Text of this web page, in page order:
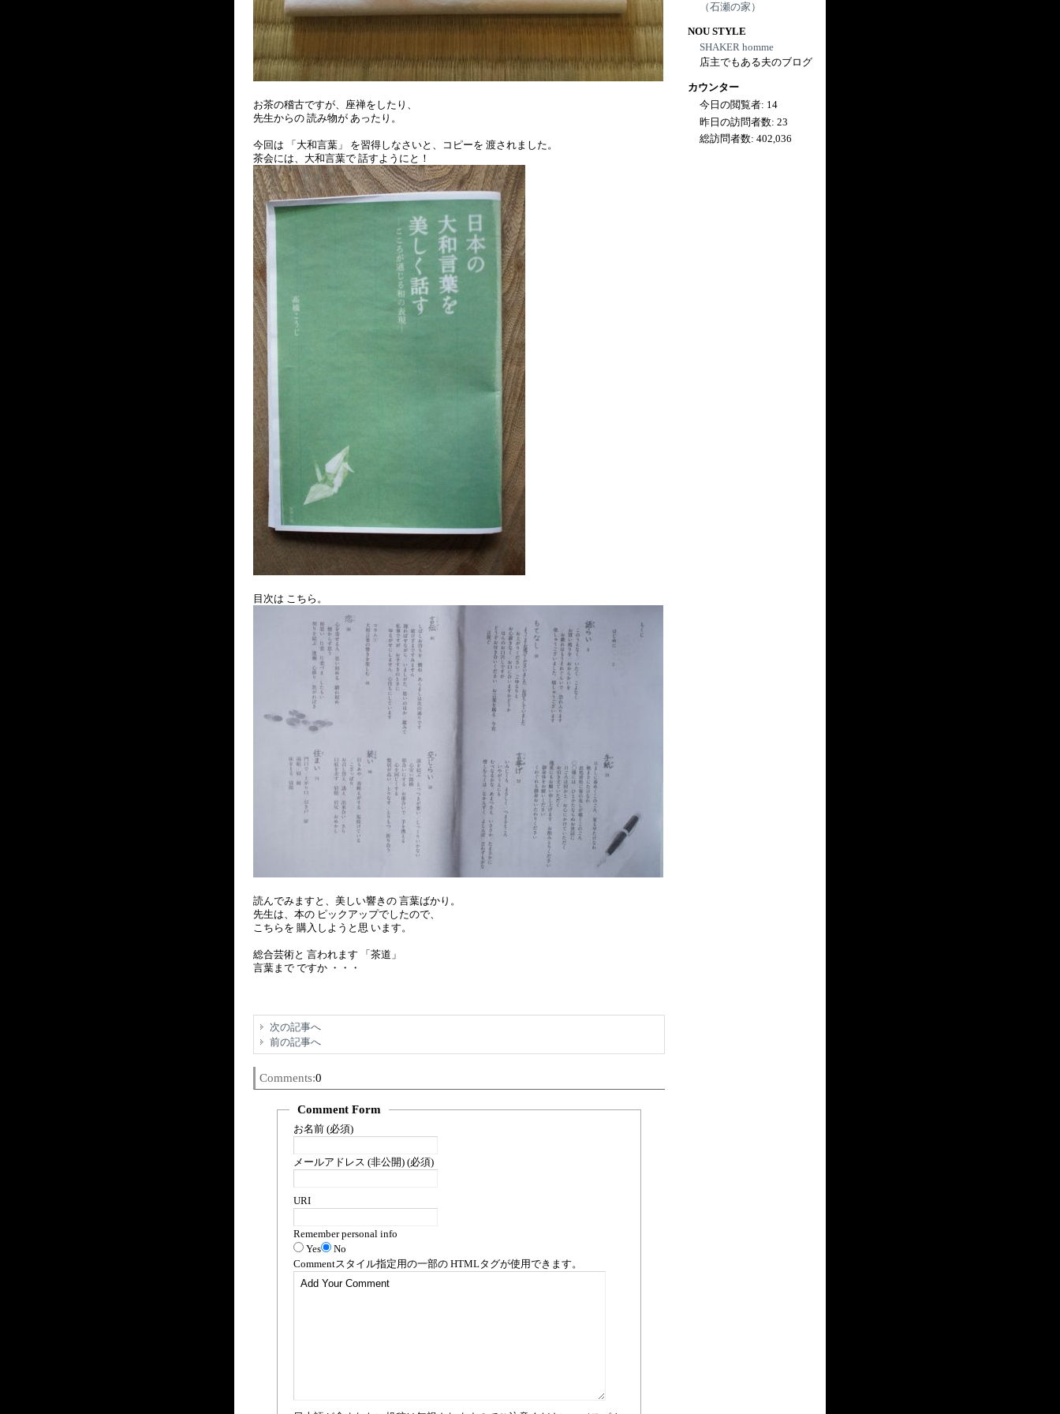
お茶の稽古ですが、座禅をしたり、
先生からの 読み物が あったり。
今回は 「大和言葉」 を習得しなさいと、コピーを 渡されました。
茶会には、大和言葉で 話すようにと！
目次は こちら。
読んでみますと、美しい響きの 言葉ばかり。
先生は、本の ピックアップでしたので、
こちらを 購入しようと思 います。
総合芸術と 言われます 「茶道」
言葉まで ですか ・・・
次の記事へ
前の記事へ
Comments:0
Comment Form
お名前 (必須)
メールアドレス (非公開) (必須)
URI
Remember personal info
Yes
No
Commentスタイル指定用の一部の HTMLタグが使用できます。
（石瀬の家）
NOU STYLE
SHAKER homme
店主でもある夫のブログ
カウンター
今日の閲覧者: 14
昨日の訪問者数:23
総訪問者数:402,036